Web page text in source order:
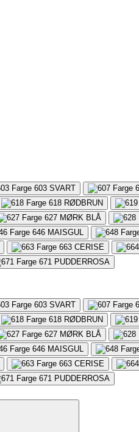
603 SVART
618 RØDBRUN
627 MØRK BLÅ
646 MAISGUL
663 CERISE
671 PUDDERROSA
603 SVART
618 RØDBRUN
627 MØRK BLÅ
646 MAISGUL
663 CERISE
671 PUDDERROSA